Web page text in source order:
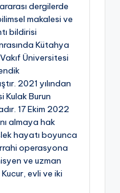
dergilerde
makalesi ve
bildirisi
Kütahya
Üniversitesi
2021 yılından
Kulak Burun
17 Ekim 2022
almaya hak
hayatı boyunca
operasyona
ve uzman
evli ve iki